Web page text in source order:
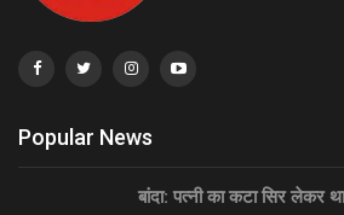
Popular News
बांदा: पत्नी का कटा सिर लेकर